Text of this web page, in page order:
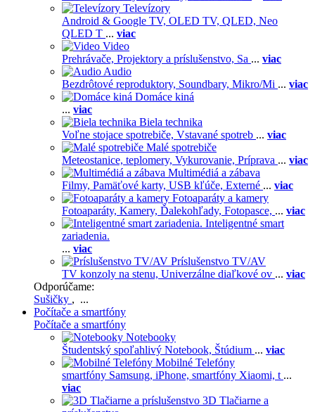
Televízory
Android & Google TV, OLED TV, QLED, Neo
QLED T ... viac
Video
Prehrávače, Projektory a príslušenstvo, Sa ... viac
Audio
Bezdrôtové reproduktory, Soundbary, Mikro/Mi ... viac
Domáce kiná
... viac
Biela technika
Voľne stojace spotrebiče, Vstavané spotreb ... viac
Malé spotrebiče
Meteostanice, teplomery, Vykurovanie, Príprava ... viac
Multimédiá a zábava
Filmy, Pamäťové karty, USB kľúče, Externé ... viac
Fotoaparáty a kamery
Fotoaparáty, Kamery, Ďalekohľady, Fotopasce, ... viac
Inteligentné smart
zariadenia.
... viac
Príslušenstvo TV/AV
TV konzoly na stenu, Univerzálne diaľkové ov ... viac
Odporúčame:
Sušičky , ...
Počítače a smartfóny
Počítače a smartfóny
Notebooky
Študentský spoľahlivý Notebook, Štúdium ... viac
Mobilné Telefóny
smartfóny Samsung, iPhone, smartfóny Xiaomi, t ...
viac
3D Tlačiarne a